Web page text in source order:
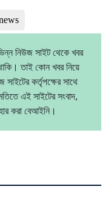
নিউজ সাইট থেকে খবর
তাই কোন খবর নিয়ে
কর্তৃপক্ষের সাথে
এই সাইটের সংবাদ,
করা বেআইনি।